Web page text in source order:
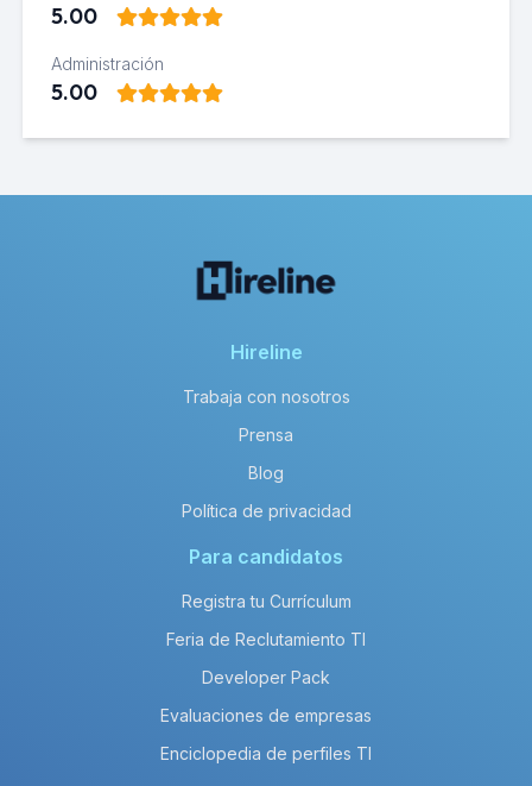
5.00
Administración
5.00
Hireline
Trabaja con nosotros
Prensa
Blog
Política de privacidad
Para candidatos
Registra tu Currículum
Feria de Reclutamiento TI
Developer Pack
Evaluaciones de empresas
Enciclopedia de perfiles TI